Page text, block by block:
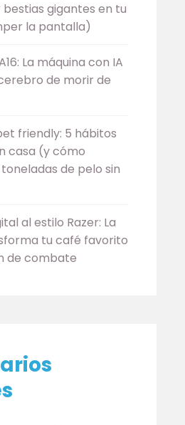
gigantes en tu
la pantalla)
La máquina con IA
de morir de
friendly: 5 hábitos
casa (y cómo
de pelo sin
al estilo Razer: La
tu café favorito
de combate